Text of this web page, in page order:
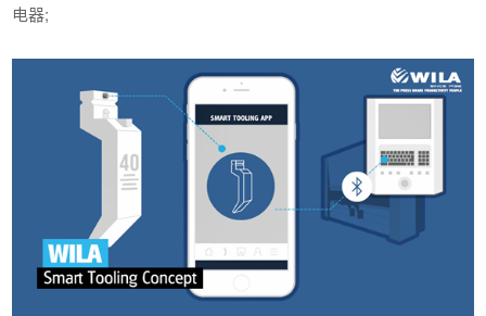
电器;